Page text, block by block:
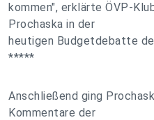
kommen", erklärte ÖVP-
Prochaska in der
heutigen Budgetdebatte
*****
Anschließend ging
Kommentare der